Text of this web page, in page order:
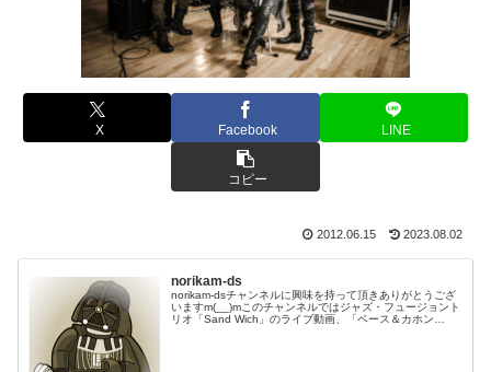
X Facebook LINE
コピー
2012.06.15 2023.08.02
norikam-ds
norikam-dsチャンネルに興味を持って頂きありがとうござ
いますm(__)mこのチャンネルではジャズ・フュージョント
リオ「Sand Wich」のライブ動画、「ベース＆カホン